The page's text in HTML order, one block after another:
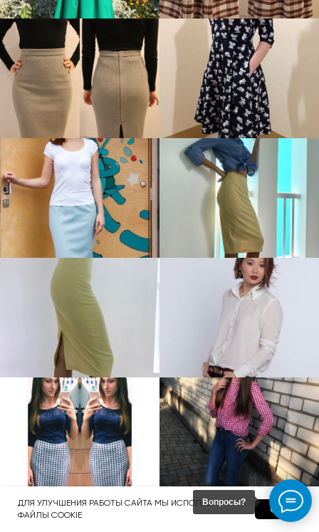
Вопросы?
ДЛЯ УЛУЧШЕНИЯ РАБОТЫ САЙТА МЫ ИСПОЛЬЗУЕМ
ФАЙЛЫ COOKIE
OK